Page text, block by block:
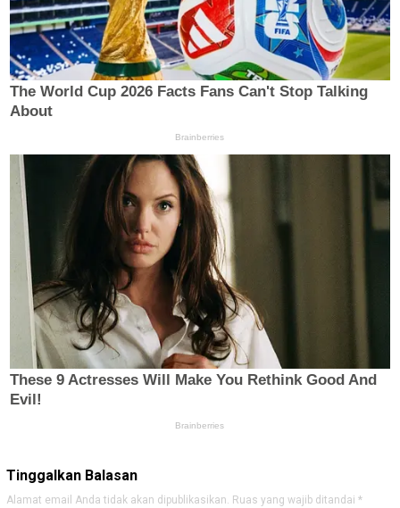
Tinggalkan Balasan
Alamat email Anda tidak akan dipublikasikan. Ruas yang wajib ditandai *